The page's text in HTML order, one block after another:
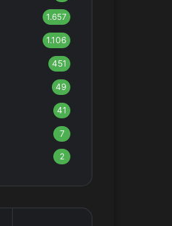
1.657
1.106
451
49
41
7
2